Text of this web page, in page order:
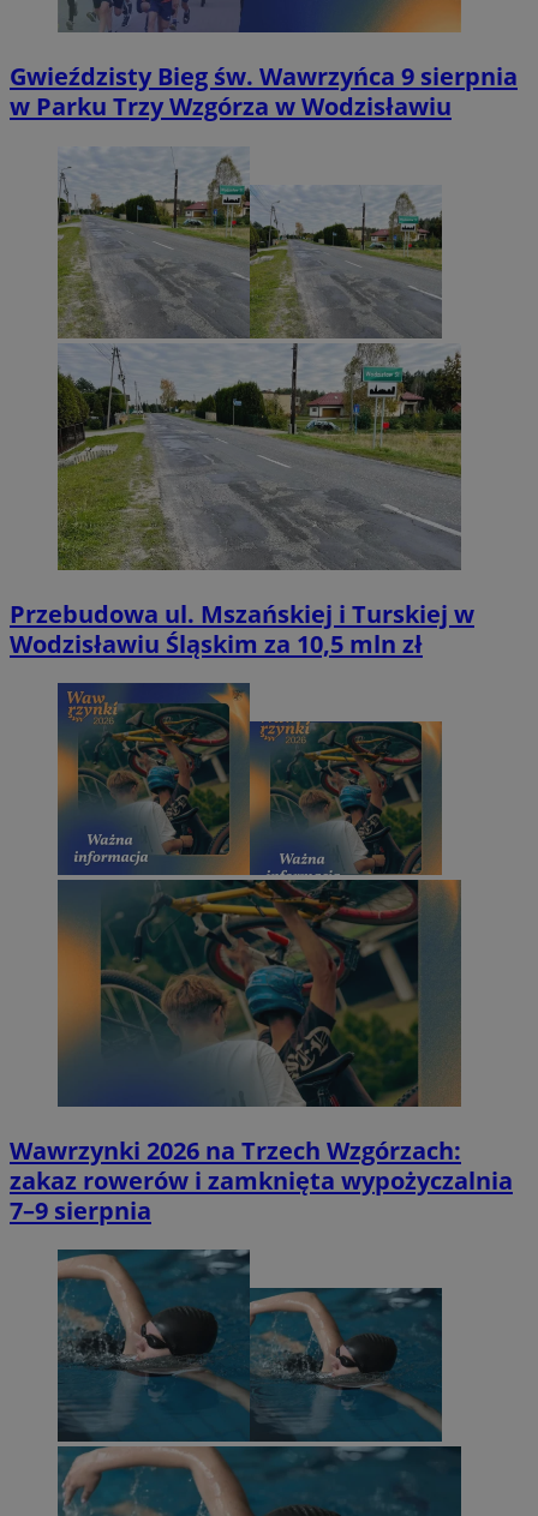
Gwieździsty Bieg św. Wawrzyńca 9 sierpnia
w Parku Trzy Wzgórza w Wodzisławiu
Przebudowa ul. Mszańskiej i Turskiej w
Wodzisławiu Śląskim za 10,5 mln zł
Wawrzynki 2026 na Trzech Wzgórzach:
zakaz rowerów i zamknięta wypożyczalnia
7–9 sierpnia